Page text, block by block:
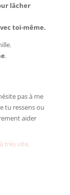
lâcher
toi-même.
.
pas à me
tu ressens ou
aider
très vite,